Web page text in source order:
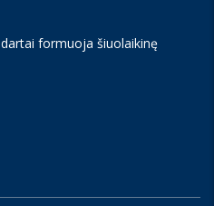
formuoja šiuolaikinę